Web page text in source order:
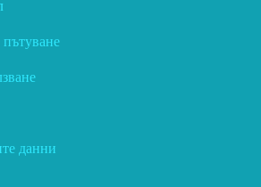
пътуване
данни